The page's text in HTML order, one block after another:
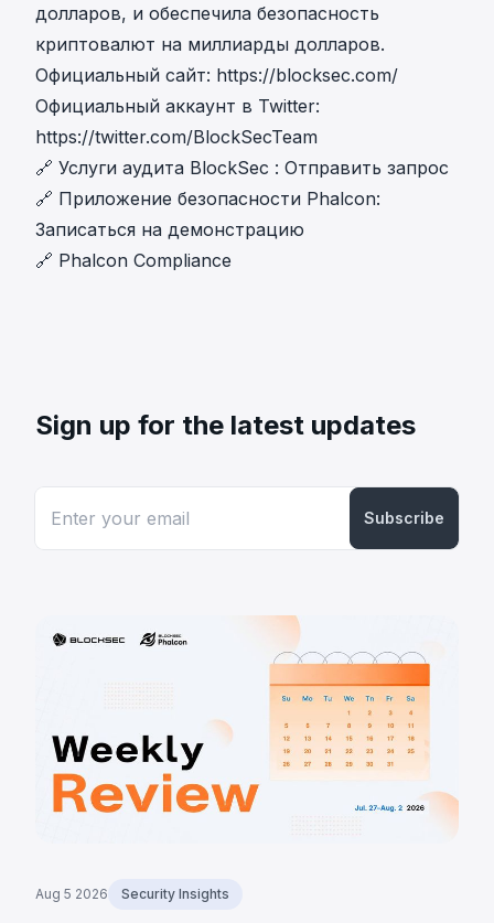
долларов, и обеспечила безопасность
криптовалют на миллиарды долларов.
Официальный сайт: https://blocksec.com/
Официальный аккаунт в Twitter:
https://twitter.com/BlockSecTeam
🔗 Услуги аудита BlockSec : Отправить запрос
🔗 Приложение безопасности Phalcon:
Записаться на демонстрацию
🔗 Phalcon Compliance
Sign up for the latest updates
Subscribe
Aug 5 2026 Security Insights